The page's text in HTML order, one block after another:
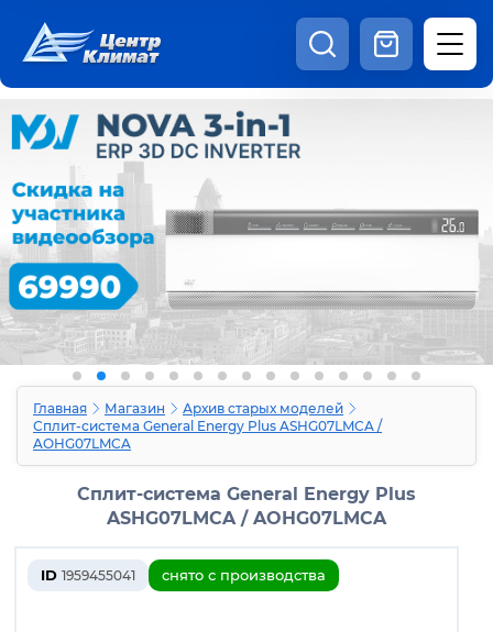
Каталог
Статьи
Наши работы Отзывы
Доставка и оплата Оферта
Контакты
8:00 - 20:00 Шоурум
Главная Магазин
Архив старых моделей
Сплит-система General Energy Plus ASHG07LMCA /
AOHG07LMCA
Сплит-система General Energy Plus
ASHG07LMCA / AOHG07LMCA
ID 1959455041 снято с производства